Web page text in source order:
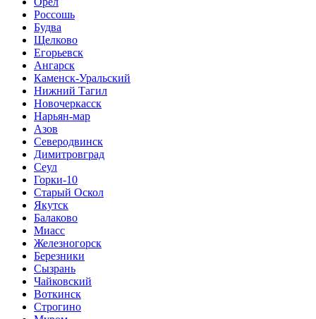
Россошь
Будва
Щелково
Егорьевск
Ангарск
Каменск-Уральский
Нижний Тагил
Новочеркасск
Нарьян-мар
Азов
Северодвинск
Димитровград
Сеул
Горки-10
Старый Оскол
Якутск
Балаково
Миасс
Железногорск
Березники
Сызрань
Чайковский
Воткинск
Строгино